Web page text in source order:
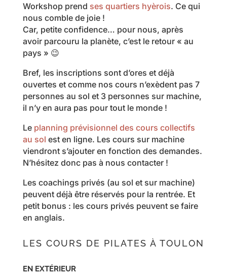
Workshop prend ses quartiers hyèrois. Ce qui
nous comble de joie !
Car, petite confidence… pour nous, après
avoir parcouru la planète, c’est le retour « au
pays » 😉
Bref, les inscriptions sont d’ores et déjà
ouvertes et comme nos cours n’exèdent pas 7
personnes au sol et 3 personnes sur machine,
il n’y en aura pas pour tout le monde !
Leplanning prévisionnel des cours collectifs
au sol est en ligne. Les cours sur machine
viendront s’ajouter en fonction des demandes.
N’hésitez donc pas à nous contacter !
Les coachings privés (au sol et sur machine)
peuvent déjà être réservés pour la rentrée. Et
petit bonus : les cours privés peuvent se faire
en anglais.
LES COURS DE PILATES À TOULON
EN EXTÉRIEUR